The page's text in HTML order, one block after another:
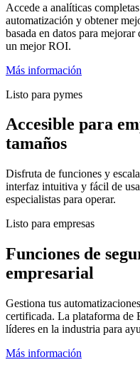
Accede a analíticas
automatización y obtener
basada en datos para
un mejor ROI.
Más información
Listo para pymes
Accesible para
tamaños
Disfruta de funciones y
interfaz intuitiva y fácil de
especialistas para operar.
Listo para empresas
Funciones de
empresarial
Gestiona tus
certificada. La plataforma de
líderes en la industria para
Más información